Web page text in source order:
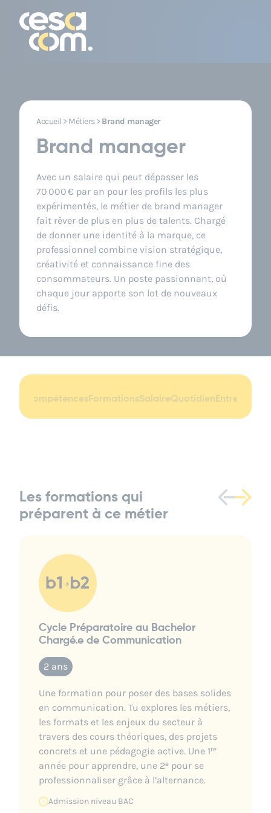
Accueil > Métiers> Brand manager
Brand manager
Avec un salaire qui peut dépasser les
70 000 € par an pour les profils les plus
expérimentés, le métier de brand manager
fait rêver de plus en plus de talents. Chargé
de donner une identité à la marque, ce
professionnel combine vision stratégique,
créativité et connaissance fine des
consommateurs. Un poste passionnant, où
chaque jour apporte son lot de nouveaux
défis.
Compétences FormationsSalaireQuotidien Entreprises
Les formations qui
préparent à ce métier
Cycle Préparatoire au Bachelor
Chargé.e de Communication
2 ans
Une formation pour poser des bases solides
en communication. Tu explores les métiers,
les formats et les enjeux du secteur à
travers des cours théoriques, des projets
concrets et une pédagogie active. Une 1ʳᵉ
année pour apprendre, une 2ᵉ pour se
professionnaliser grâce à l’alternance.
Admission niveau BAC